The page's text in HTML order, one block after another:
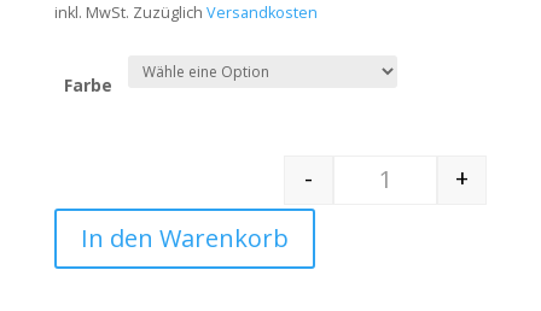
inkl. MwSt. Zuzüglich Versandkosten
Farbe
Quantity
-
+
In den Warenkorb